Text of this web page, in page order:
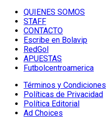
QUIENES SOMOS
STAFF
CONTACTO
Escribe en Bolavip
RedGol
APUESTAS
Futbolcentroamerica
Términos y Condiciones
Políticas de Privacidad
Política Editorial
Ad Choices